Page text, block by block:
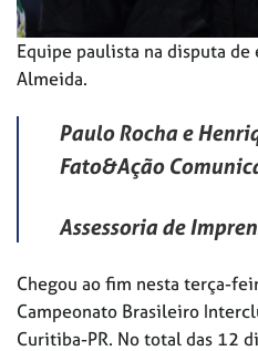
Equipe paulista na disputa
Almeida.
Paulo Rocha e
Fato&Ação
Assessoria de
Chegou ao fim nesta terça-
Campeonato Brasileiro
Curitiba-PR. No total das 12